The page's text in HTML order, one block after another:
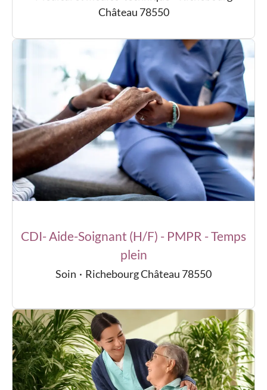
Château 78550
CDI- Aide-Soignant (H/F) - PMPR - Temps
plein
Soin · Richebourg Château 78550